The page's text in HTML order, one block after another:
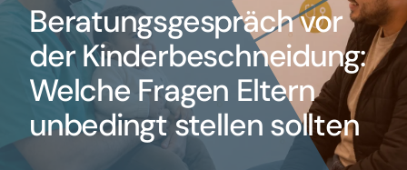
Beschneidungsmethoden
Blogs
Kontakt
Beratungsgespräch vor
der Kinderbeschneidung:
Welche Fragen Eltern
unbedingt stellen sollten